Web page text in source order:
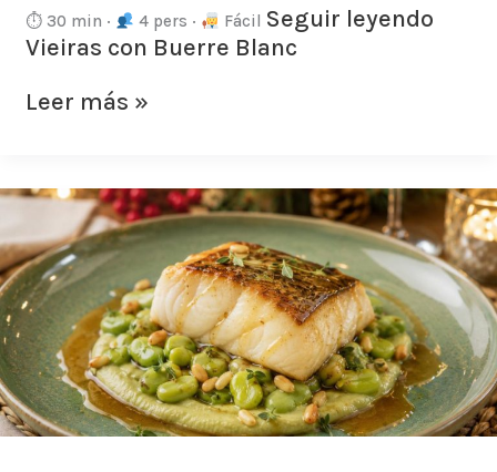
⏱ 30 min · 4 pers · Fácil Seguir leyendo
Vieiras con Buerre Blanc
Leer más »
Bacalao
con
habitas
y
jugo
de
miel